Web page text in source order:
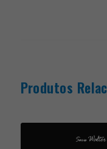
Produtos